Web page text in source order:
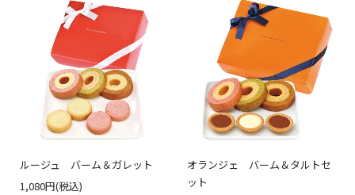
ルージュ バーム＆ガレット
1,080円(税込)
オランジェ バーム＆タルトセ
ット